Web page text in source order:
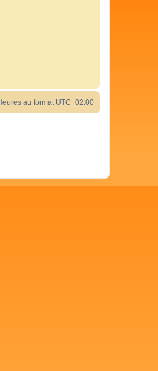
au format UTC+02:00